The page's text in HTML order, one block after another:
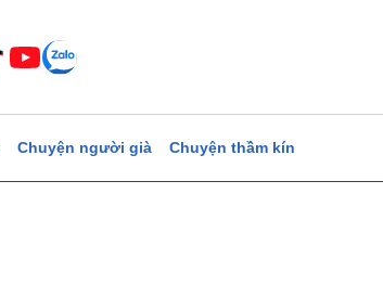
Chuyện người già Chuyện thầm kín